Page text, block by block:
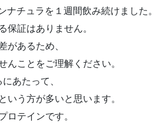
チュラを１週間飲み続けました。
証はありません。
があるため、
ことをご理解ください。
あたって、
う方が多いと思います。
ロテインです。